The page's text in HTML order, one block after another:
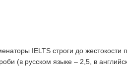
IELTS строги до
(в русском языке – 2,5, в